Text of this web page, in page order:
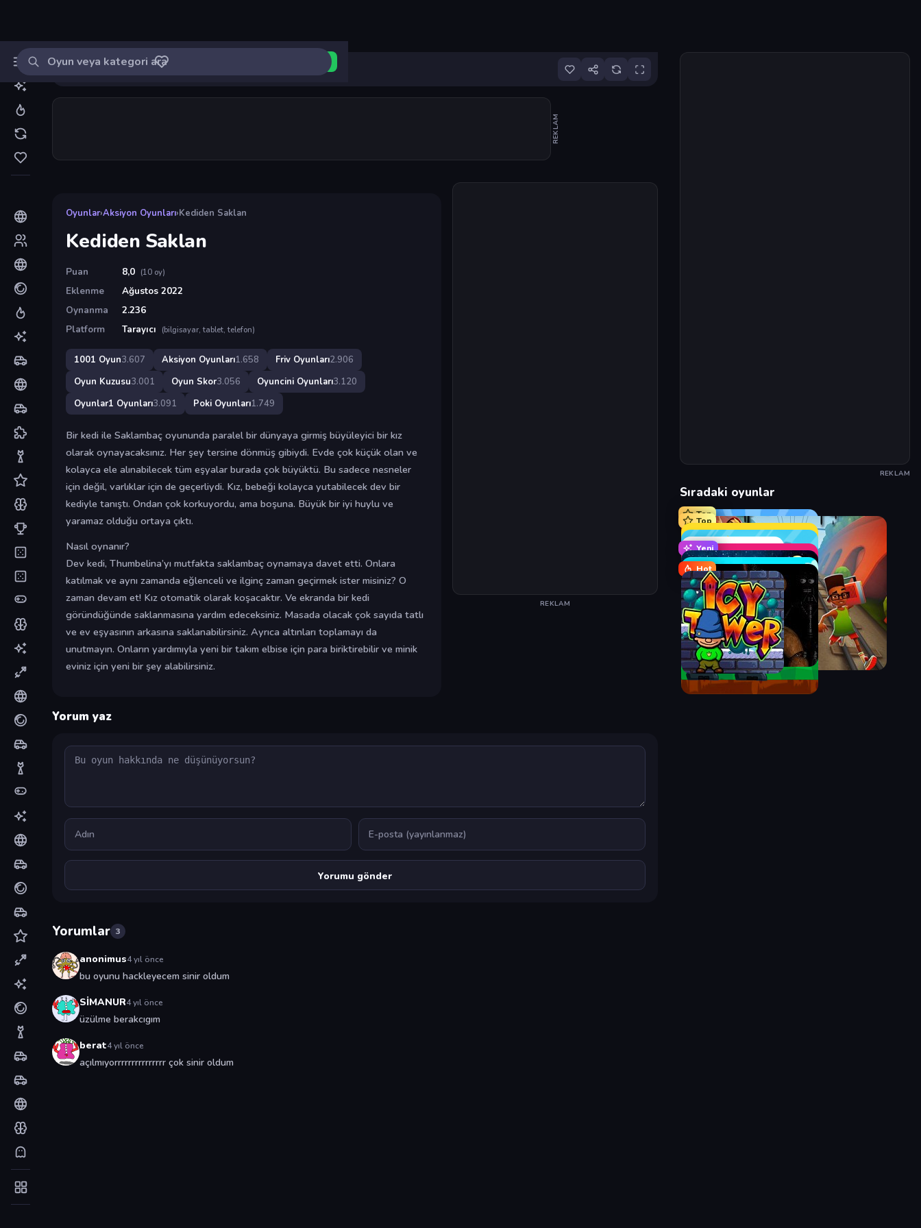
MinikOyuncu
Oyun ara
Oyunu başlat
Kediden Saklan
REKLAM
REKLAM
Sıradaki oyunlar
Top
Top
Yeni
Hot
Oyunlar›Aksiyon Oyunları›Kediden Saklan
Kediden Saklan
Puan 8,0 (10 oy)
Eklenme
Ağustos 2022
Oynanma
2.236
Platform
Tarayıcı (bilgisayar, tablet, telefon)
1001 Oyun3.607 Aksiyon Oyunları1.658 Friv Oyunları2.906
Oyun Kuzusu3.001 Oyun Skor3.056 Oyuncini Oyunları3.120
Oyunlar1 Oyunları3.091 Poki Oyunları1.749
Bir kedi ile Saklambaç oyununda paralel bir dünyaya girmiş büyüleyici bir kız
olarak oynayacaksınız. Her şey tersine dönmüş gibiydi. Evde çok küçük olan ve
kolayca ele alınabilecek tüm eşyalar burada çok büyüktü. Bu sadece nesneler
için değil, varlıklar için de geçerliydi. Kız, bebeği kolayca yutabilecek dev bir
kediyle tanıştı. Ondan çok korkuyordu, ama boşuna. Büyük bir iyi huylu ve
yaramaz olduğu ortaya çıktı.
Nasıl oynanır?
Dev kedi, Thumbelina’yı mutfakta saklambaç oynamaya davet etti. Onlara
katılmak ve aynı zamanda eğlenceli ve ilginç zaman geçirmek ister misiniz? O
zaman devam et! Kız otomatik olarak koşacaktır. Ve ekranda bir kedi
göründüğünde saklanmasına yardım edeceksiniz. Masada olacak çok sayıda tatlı
ve ev eşyasının arkasına saklanabilirsiniz. Ayrıca altınları toplamayı da
unutmayın. Onların yardımıyla yeni bir takım elbise için para biriktirebilir ve minik
eviniz için yeni bir şey alabilirsiniz.
REKLAM
Yorum yaz
Yorum
Ad E-posta
Yorumlar 3
anonimus4 yıl önce
bu oyunu hackleyecem sinir oldum
SİMANUR4 yıl önce
üzülme berakcıgım
berat4 yıl önce
açılmıyorrrrrrrrrrrrrrr çok sinir oldum